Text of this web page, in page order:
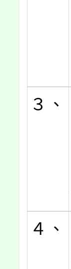
３、
４、